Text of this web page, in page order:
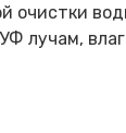
очистки
лучам,